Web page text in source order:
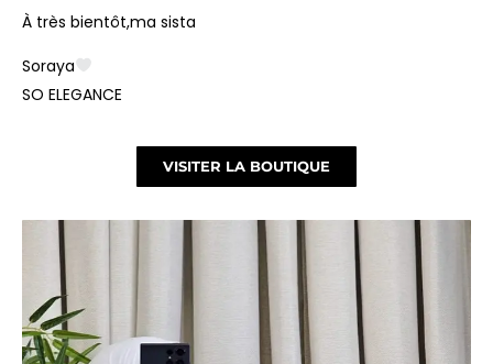
À très bientôt,ma sista
Soraya
SO ELEGANCE
VISITER LA BOUTIQUE